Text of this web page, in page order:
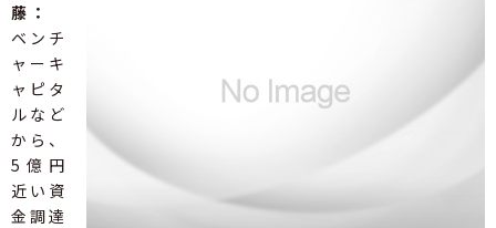
藤：
ベンチ
ャーキ
ャピタ
ルなど
から、
5億円
近い資
金調達